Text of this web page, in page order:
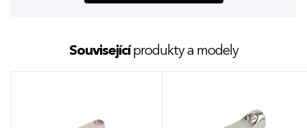
Souvisejícíprodukty a modely